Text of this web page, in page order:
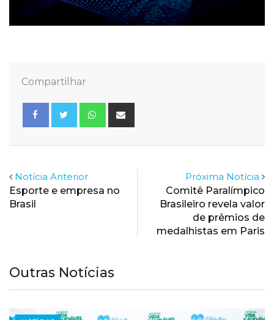
Compartilhar
Whatsapp
Notícia Anterior
Esporte e empresa no
Brasil
Próxima Notícia
Comitê Paralímpico
Brasileiro revela valor
de prêmios de
medalhistas em Paris
Outras Notícias